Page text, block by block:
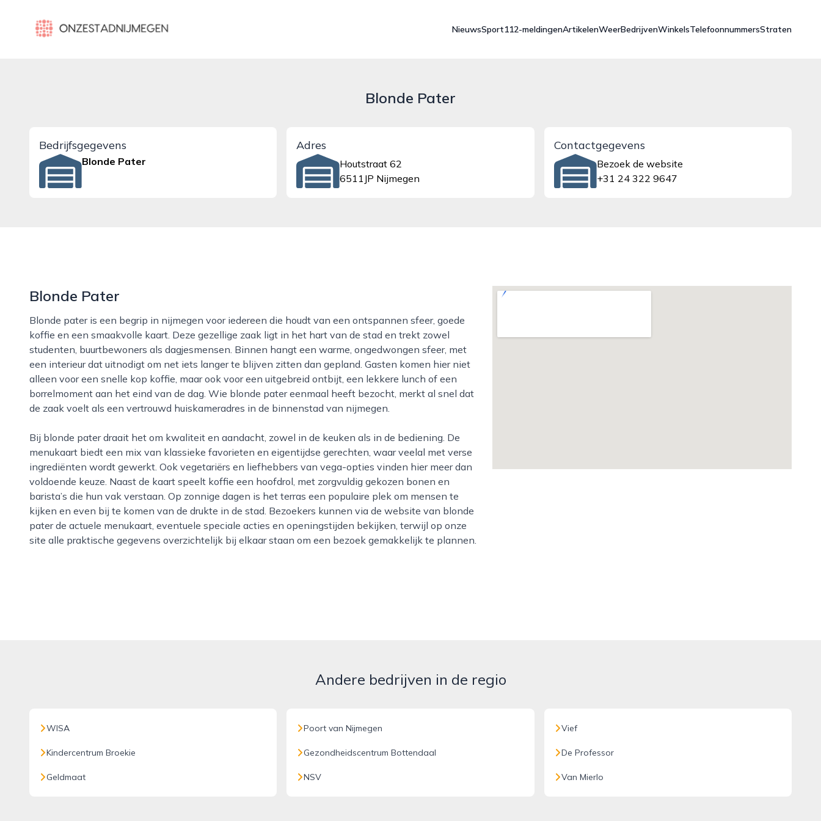
onzestadnijmegen.nl
NieuwsSport112-meldingenArtikelenWeerBedrijvenWinkelsTelefoonnummersStraten
Blonde Pater
Bedrijfsgegevens
Blonde Pater
Adres
Houtstraat 62
6511JP Nijmegen
Contactgegevens
Bezoek de website
+31 24 322 9647
Blonde Pater
Blonde pater is een begrip in nijmegen voor iedereen die houdt van een ontspannen sfeer, goede
koffie en een smaakvolle kaart. Deze gezellige zaak ligt in het hart van de stad en trekt zowel
studenten, buurtbewoners als dagjesmensen. Binnen hangt een warme, ongedwongen sfeer, met
een interieur dat uitnodigt om net iets langer te blijven zitten dan gepland. Gasten komen hier niet
alleen voor een snelle kop koffie, maar ook voor een uitgebreid ontbijt, een lekkere lunch of een
borrelmoment aan het eind van de dag. Wie blonde pater eenmaal heeft bezocht, merkt al snel dat
de zaak voelt als een vertrouwd huiskameradres in de binnenstad van nijmegen.
Bij blonde pater draait het om kwaliteit en aandacht, zowel in de keuken als in de bediening. De
menukaart biedt een mix van klassieke favorieten en eigentijdse gerechten, waar veelal met verse
ingrediënten wordt gewerkt. Ook vegetariërs en liefhebbers van vega-opties vinden hier meer dan
voldoende keuze. Naast de kaart speelt koffie een hoofdrol, met zorgvuldig gekozen bonen en
barista’s die hun vak verstaan. Op zonnige dagen is het terras een populaire plek om mensen te
kijken en even bij te komen van de drukte in de stad. Bezoekers kunnen via de website van blonde
pater de actuele menukaart, eventuele speciale acties en openingstijden bekijken, terwijl op onze
site alle praktische gegevens overzichtelijk bij elkaar staan om een bezoek gemakkelijk te plannen.
Andere bedrijven in de regio
WISA
Kindercentrum Broekie
Geldmaat
Poort van Nijmegen
Gezondheidscentrum Bottendaal
NSV
Vief
De Professor
Van Mierlo